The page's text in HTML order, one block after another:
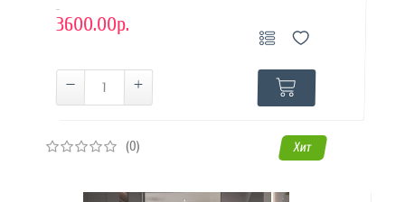
..
3600.00р.
(0) Хит